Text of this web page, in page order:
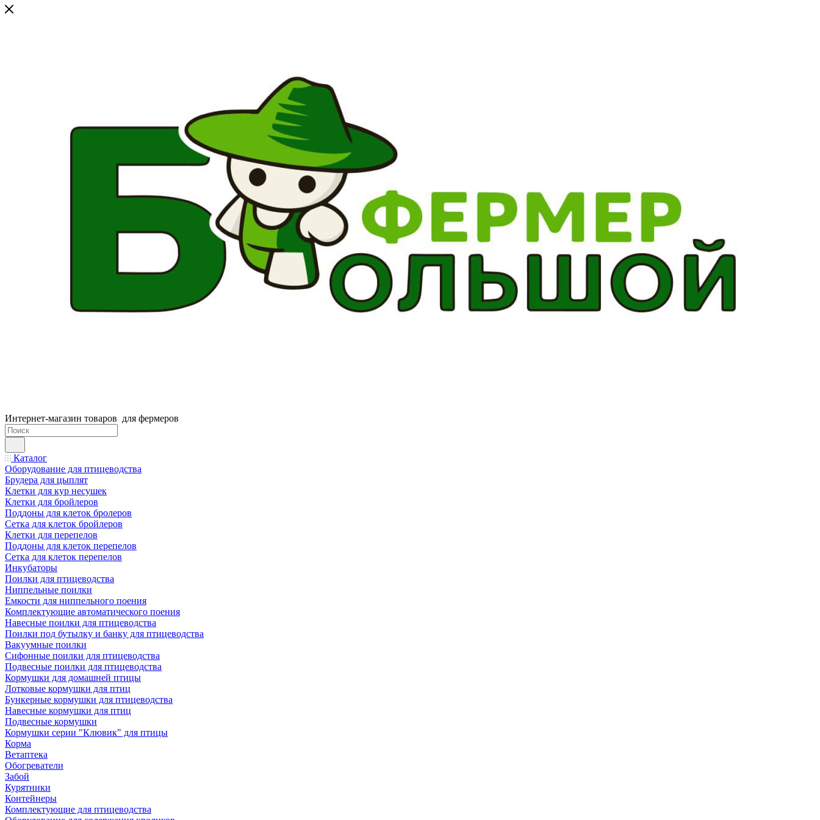
Интернет-магазин товаров для фермеров
Каталог
Оборудование для птицеводства
Брудера для цыплят
Клетки для кур несушек
Клетки для бройлеров
Поддоны для клеток бролеров
Сетка для клеток бройлеров
Клетки для перепелов
Поддоны для клеток перепелов
Сетка для клеток перепелов
Инкубаторы
Поилки для птицеводства
Ниппельные поилки
Емкости для ниппельного поения
Комплектующие автоматического поения
Навесные поилки для птицеводства
Поилки под бутылку и банку для птицеводства
Вакуумные поилки
Сифонные поилки для птицеводства
Подвесные поилки для птицеводства
Кормушки для домашней птицы
Лотковые кормушки для птиц
Бункерные кормушки для птицеводства
Навесные кормушки для птиц
Подвесные кормушки
Кормушки серии "Клювик" для птицы
Корма
Ветаптека
Обогреватели
Забой
Курятники
Контейнеры
Комплектующие для птицеводства